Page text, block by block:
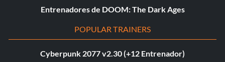
Entrenadores de DOOM: The Dark Ages
POPULAR TRAINERS
Cyberpunk 2077 v2.30 (+12 Entrenador)